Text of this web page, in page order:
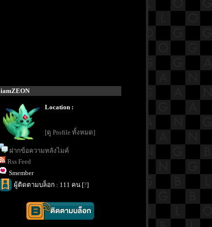
iamZEON
Location :
[ดู Profile ทั้งหมด]
ฝากข้อความหลังไมค์
Rss Feed
Smember
ผู้ติดตามบล็อก : 111 คน [?]